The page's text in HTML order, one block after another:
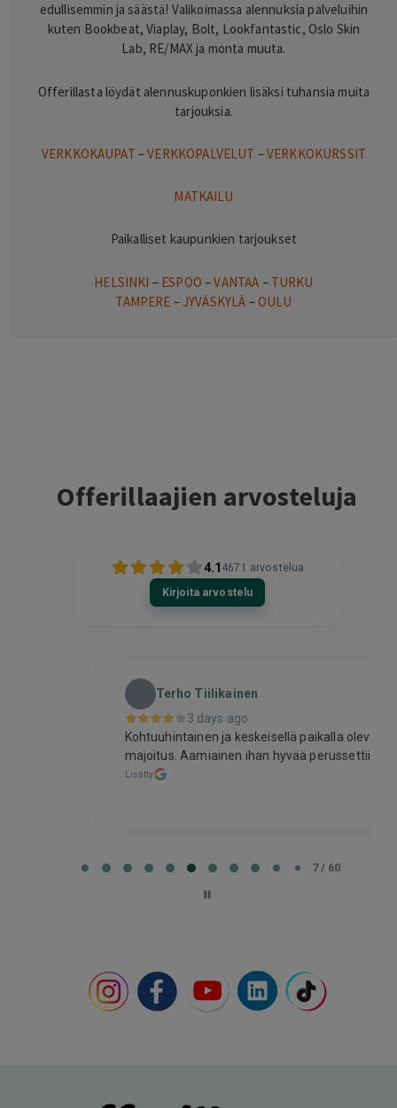
edullisemmin ja säästä! Valikoimassa alennuksia palveluihin
kuten Bookbeat, Viaplay, Bolt, Lookfantastic, Oslo Skin
Lab, RE/MAX ja monta muuta.
Offerillasta löydät alennuskuponkien lisäksi tuhansia muita
tarjouksia.
VERKKOKAUPAT –VERKKOPALVELUT –VERKKOKURSSIT
MATKAILU
Paikalliset kaupunkien tarjoukset
HELSINKI – ESPOO –VANTAA – TURKU
TAMPERE – JYVÄSKYLÄ –OULU
Offerillaajien arvosteluja
4.1 4671 arvostelua
Kirjoita arvostelu
Terho Tiilikainen
3 days ago
Kohtuuhintainen ja keskeisellä paikalla oleva
majoitus. Aamiainen ihan hyvää perussettii.
7 / 60